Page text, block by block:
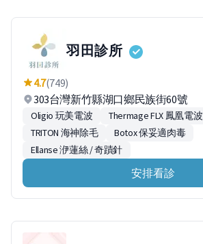
羽田診所
4.7(749)
303台灣新竹縣湖口鄉民族街60號
Oligio 玩美電波
Thermage FLX 鳳凰電波
TRITON 海神除毛
Botox 保妥適肉毒
Ellanse 洢蓮絲 / 奇蹟針
安排看診